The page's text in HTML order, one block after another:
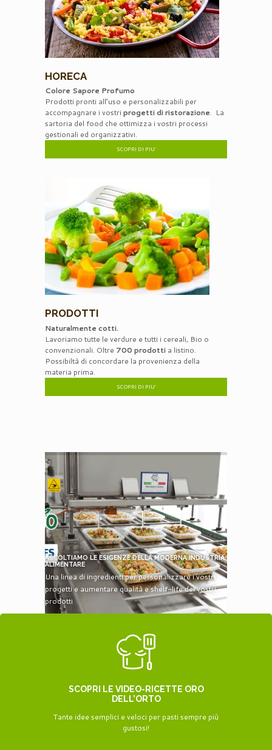
HORECA
Colore Sapore Profumo
Prodotti pronti all’uso e personalizzabili per
accompagnare i vostri progetti di ristorazione. La
sartoria del food che ottimizza i vostri processi
gestionali ed organizzativi.
SCOPRI DI PIU’
PRODOTTI
Naturalmente cotti.
Lavoriamo tutte le verdure e tutti i cereali, Bio o
convenzionali. Oltre 700 prodotti a listino.
Possibiltà di concordare la provenienza della
materia prima.
SCOPRI DI PIU’
ASCOLTIAMO LE ESIGENZE DELLA MODERNA INDUSTRIA
ALIMENTARE
Una linea di ingredienti per personalizzare i vostri
progetti e aumentare qualità e shelf-life dei vostri
prodotti
SCOPRI LE VIDEO-RICETTE ORO
DELL’ORTO
Tante idee semplici e veloci per pasti sempre più
gustosi!